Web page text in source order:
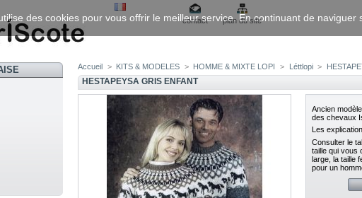
contact
plan du site
Accueil > KITS & MODELES > HOMME & MIXTE LOPI > Léttlopi >
HESTAPEYSA GRIS ENFANT
Ancien
des chevaux
Les
Consulter le
taille qui vous
large, la taille
pour un
des cookies pour vous offrir le meilleur service. En continuant de